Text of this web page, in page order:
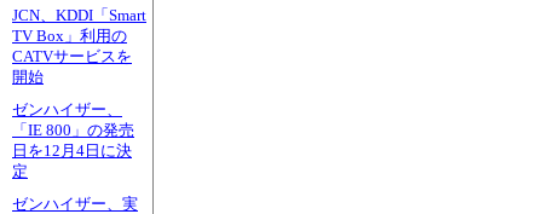
JCN、KDDI「Smart
TV Box」利用の
CATVサービスを
開始
ゼンハイザー、
「IE 800」の発売
日を12月4日に決
定
ゼンハイザー、実